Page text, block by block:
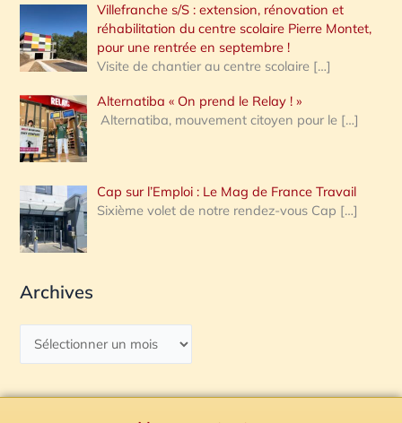
Villefranche s/S : extension, rénovation et
réhabilitation du centre scolaire Pierre Montet,
pour une rentrée en septembre !
Visite de chantier au centre scolaire […]
Alternatiba « On prend le Relay ! »
Alternatiba, mouvement citoyen pour le […]
Cap sur l’Emploi : Le Mag de France Travail
Sixième volet de notre rendez-vous Cap […]
Archives